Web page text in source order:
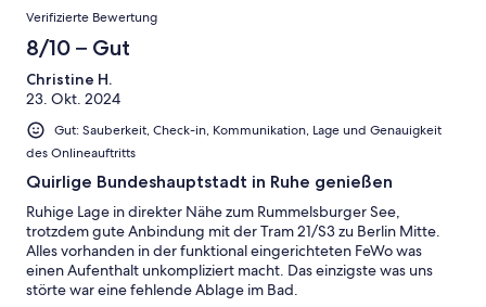
Verifizierte Bewertung
8/10 – Gut
Christine H.
23. Okt. 2024
Gut: Sauberkeit, Check-in, Kommunikation, Lage und Genauigkeit
des Onlineauftritts
Quirlige Bundeshauptstadt in Ruhe genießen
Ruhige Lage in direkter Nähe zum Rummelsburger See,
trotzdem gute Anbindung mit der Tram 21/S3 zu Berlin Mitte.
Alles vorhanden in der funktional eingerichteten FeWo was
einen Aufenthalt unkompliziert macht. Das einzigste was uns
störte war eine fehlende Ablage im Bad.